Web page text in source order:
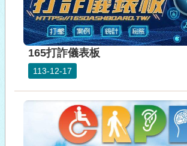
165打詐儀表板
113-12-17